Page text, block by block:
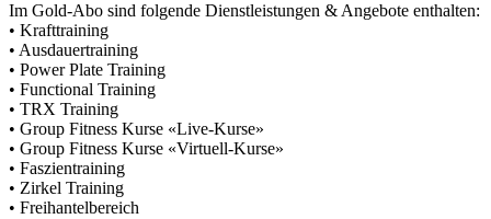
Im Gold-Abo sind folgende Dienstleistungen & Angebote enthalten:
• Krafttraining
• Ausdauertraining
• Power Plate Training
• Functional Training
• TRX Training
• Group Fitness Kurse «Live-Kurse»
• Group Fitness Kurse «Virtuell-Kurse»
• Faszientraining
• Zirkel Training
• Freihantelbereich